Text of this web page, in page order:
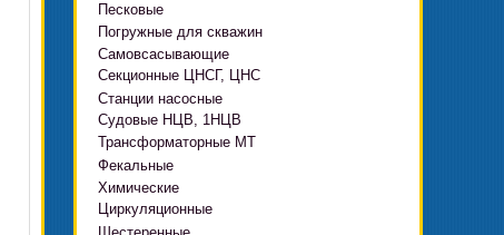
КМC
4(5,6)НК
КМХ Адонис
ОНЦ, СНЦ
ЦВК
ПЭ
Поршневые на пару
Песковые
П, ПР, ПБ, ПК, ПРВП
ППР, ППК вертикальные
Погружные для скважин
ЭЦВ Ливнынасос
ЭЦВ Промбурвод
2ЭЦВ
БЦП М
CRS
СПА 4
Самовсасывающие
АНС
С-569
С-245
Секционные ЦНСГ, ЦНС
Станции насосные
СУЗ, HMS Control
Автоматические САУ
Садовые Ингро CAM
Судовые НЦВ, 1НЦВ
Трансформаторные МТ
Фекальные
СМ, 1СМ, 2СМ
СД, СДВ
Химические
Х
Циркуляционные